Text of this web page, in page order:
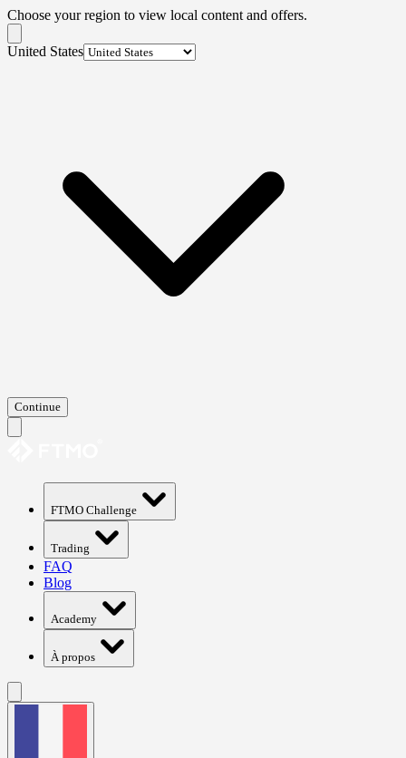
Choose your region to view local content and offers.
United States
Continue
FTMO Challenge
Trading
FAQ
Blog
Academy
À propos